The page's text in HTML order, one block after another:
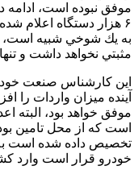
موفق نبوده است، ادامه
۶ هزار دستگاه اعلام
به يك شوخي شبيه است،
مثبتي نخواهد داشت و تنها
اين كارشناس صنعت
آينده ميزان واردات را
موفق خواهد بود، البته
است كه از محل تامين
خودرو قرار است وارد